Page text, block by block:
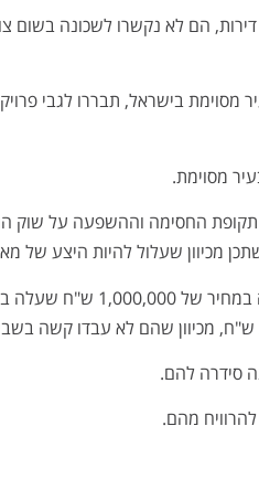
דירות, הם לא נקשרו לשכונה
מסוימת בישראל, תבררו לגבי
מסוימת.
תקופת החסימה וההשפעה על שוק
מכיוון שעלול להיות היצע של
סידרה להם.
מהם.